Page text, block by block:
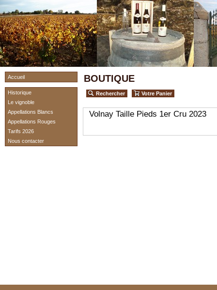
Accueil
Historique
Le vignoble
Appellations Blancs
Appellations Rouges
Tarifs 2026
Nous contacter
BOUTIQUE
Rechercher Votre Panier
Volnay Taille Pieds 1er Cru 2023